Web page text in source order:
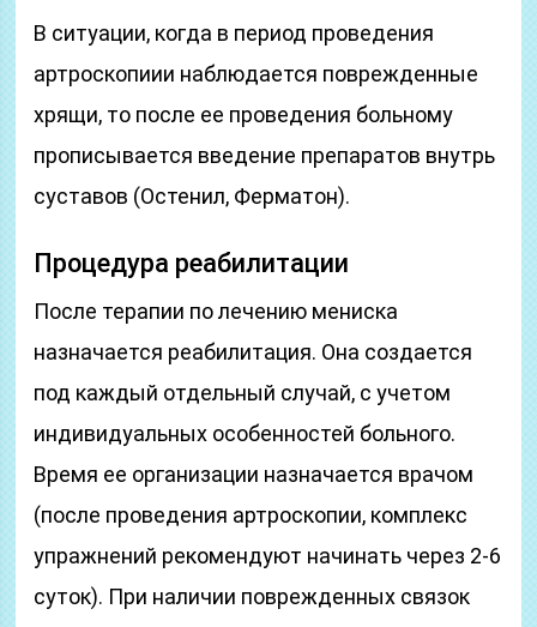
В ситуации, когда в период проведения
артроскопиии наблюдается поврежденные
хрящи, то после ее проведения больному
прописывается введение препаратов внутрь
суставов (Остенил, Ферматон).
Процедура реабилитации
После терапии по лечению мениска
назначается реабилитация. Она создается
под каждый отдельный случай, с учетом
индивидуальных особенностей больного.
Время ее организации назначается врачом
(после проведения артроскопии, комплекс
упражнений рекомендуют начинать через 2-6
суток). При наличии поврежденных связок